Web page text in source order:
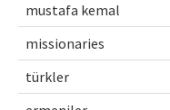
mustafa kemal
missionaries
türkler